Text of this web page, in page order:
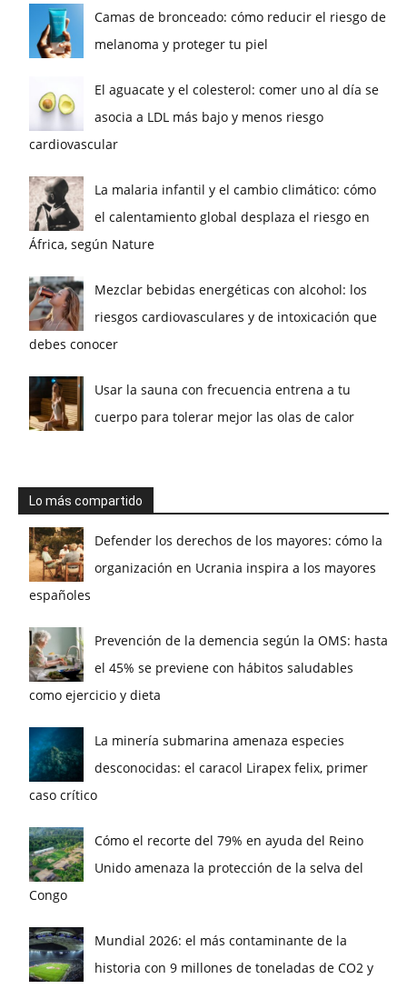
Camas de bronceado: cómo reducir el riesgo de
melanoma y proteger tu piel
El aguacate y el colesterol: comer uno al día se
asocia a LDL más bajo y menos riesgo
cardiovascular
La malaria infantil y el cambio climático: cómo
el calentamiento global desplaza el riesgo en
África, según Nature
Mezclar bebidas energéticas con alcohol: los
riesgos cardiovasculares y de intoxicación que
debes conocer
Usar la sauna con frecuencia entrena a tu
cuerpo para tolerar mejor las olas de calor
Lo más compartido
Defender los derechos de los mayores: cómo la
organización en Ucrania inspira a los mayores
españoles
Prevención de la demencia según la OMS: hasta
el 45% se previene con hábitos saludables
como ejercicio y dieta
La minería submarina amenaza especies
desconocidas: el caracol Lirapex felix, primer
caso crítico
Cómo el recorte del 79% en ayuda del Reino
Unido amenaza la protección de la selva del
Congo
Mundial 2026: el más contaminante de la
historia con 9 millones de toneladas de CO2 y